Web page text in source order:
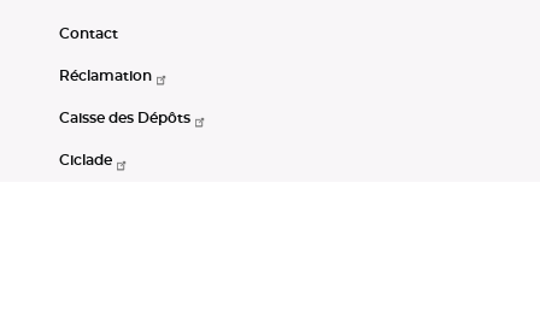
Contact
Réclamation
Caisse des Dépôts
Ciclade